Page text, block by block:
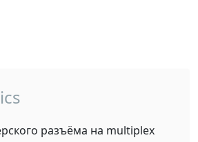
разъёма на multiplex